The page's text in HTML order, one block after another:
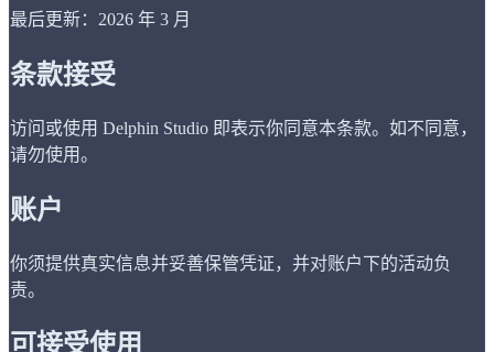
最后更新：2026 年 3 月
条款接受
访问或使用 Delphin Studio 即表示你同意本条款。如不同意，
请勿使用。
账户
你须提供真实信息并妥善保管凭证，并对账户下的活动负
责。
可接受使用